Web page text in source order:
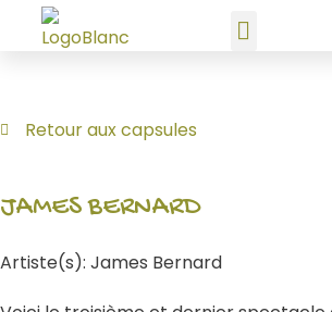
Retour aux capsules
JAMES BERNARD
Artiste(s): James Bernard